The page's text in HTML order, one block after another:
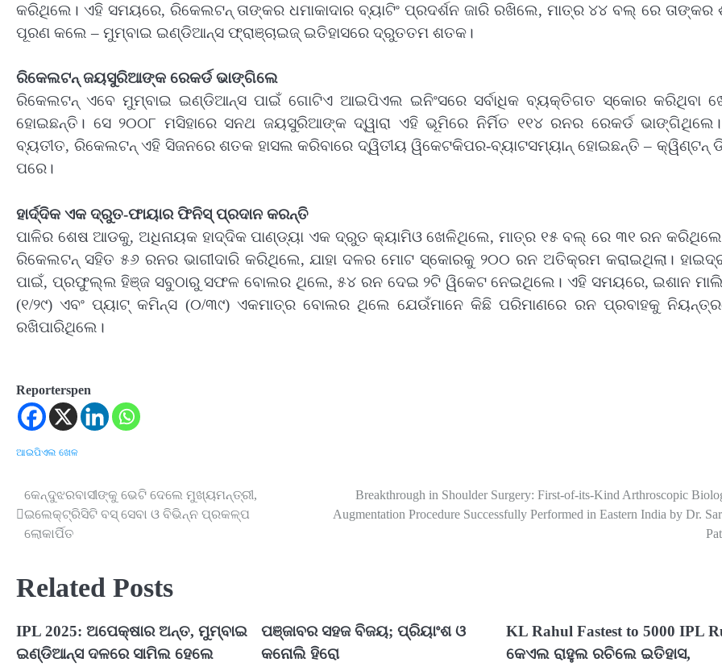
କରିଥିଲେ। ଏହି ସମୟରେ, ରିକେଲଟନ୍‌ ତାଙ୍କର ଧମାକାଦାର ବ୍ୟାଟିଂ ପ୍ରଦର୍ଶନ ଜାରି ରଖିଲେ, ମାତ୍ର ୪୪ ବଲ୍‌ ରେ ତାଙ୍କର
ପୂରଣ କଲେ – ମୁମ୍ବାଇ ଇଣ୍ଡିଆନ୍ସ ଫ୍ରାଞ୍ଚାଇଜ୍‌ ଇତିହାସରେ ଦ୍ରୁତତମ ଶତକ।
ରିକେଲଟନ୍‌ ଜୟସୁରିଆଙ୍କ ରେକର୍ଡ ଭାଙ୍ଗିଲେ
ରିକେଲଟନ୍‌ ଏବେ ମୁମ୍ବାଇ ଇଣ୍ଡିଆନ୍ସ ପାଇଁ ଗୋଟିଏ ଆଇପିଏଲ ଇନିଂସରେ ସର୍ବାଧିକ ବ୍ୟକ୍ତିଗତ ସ୍କୋର କରିଥିବା
ହୋଇଛନ୍ତି। ସେ ୨୦୦୮ ମସିହାରେ ସନଥ ଜୟସୁରିଆଙ୍କ ଦ୍ୱାରା ଏହି ଭୂମିରେ ନିର୍ମିତ ୧୧୪ ରନର ରେକର୍ଡ ଭାଙ୍ଗିଥିଲେ।
ବ୍ୟତୀତ, ରିକେଲଟନ୍‌ ଏହି ସିଜନରେ ଶତକ ହାସଲ କରିବାରେ ଦ୍ୱିତୀୟ ୱିକେଟକିପର-ବ୍ୟାଟସମ୍ୟାନ୍‌ ହୋଇଛନ୍ତି – କ୍ୱିଣ୍ଟନ୍‌
ପରେ।
ହାର୍ଦ୍ଦିକ ଏକ ଦ୍ରୁତ-ଫାୟାର ଫିନିସ୍‌ ପ୍ରଦାନ କରନ୍ତି
ପାଳିର ଶେଷ ଆଡକୁ, ଅଧିନାୟକ ହାଦ୍ଦିକ ପାଣ୍ଡ୍ୟା ଏକ ଦ୍ରୁତ କ୍ୟାମିଓ ଖେଳିଥିଲେ, ମାତ୍ର ୧୫ ବଲ୍‌ ରେ ୩୧ ରନ
ରିକେଲଟନ୍‌ ସହିତ ୫୬ ରନର ଭାଗୀଦାରି କରିଥିଲେ, ଯାହା ଦଳର ମୋଟ ସ୍କୋରକୁ ୨୦୦ ରନ ଅତିକ୍ରମ କରାଇଥିଲା।
ପାଇଁ, ପ୍ରଫୁଲ୍ଲ ହିଞ୍ଜ ସବୁଠାରୁ ସଫଳ ବୋଲର ଥିଲେ, ୫୪ ରନ ଦେଇ ୨ଟି ୱିକେଟ ନେଇଥିଲେ। ଏହି ସମୟରେ, ଇଶାନ
(୧/୨୯) ଏବଂ ପ୍ୟାଟ୍‌ କମିନ୍ସ (୦/୩୯) ଏକମାତ୍ର ବୋଲର ଥିଲେ ଯେଉଁମାନେ କିଛି ପରିମାଣରେ ରନ ପ୍ରବାହକୁ
ରଖିପାରିଥିଲେ।
Reporterspen
ଆଇପିଏଲ ଖେଳ
Post
navigation
କେନ୍ଦୁଝରବାସୀଙ୍କୁ ଭେଟି ଦେଲେ ମୁଖ୍ୟମନ୍ତ୍ରୀ,
ଇଲେକ୍ଟ୍ରିସିଟି ବସ୍‌ ସେବା ଓ ବିଭିନ୍ନ ପ୍ରକଳ୍ପ
ଲୋକାର୍ପିତ
Breakthrough in Shoulder Surgery: First-of-its-Kind Arthroscopic
Augmentation Procedure Successfully Performed in Eastern India by Dr.
Related Posts
IPL 2025: ଅପେକ୍ଷାର ଅନ୍ତ, ମୁମ୍ବାଇ
ଇଣ୍ଡିଆନ୍ସ ଦଳରେ ସାମିଲ ହେଲେ
ପଞ୍ଜାବର ସହଜ ବିଜୟ; ପ୍ରିୟାଂଶ ଓ
କନୋଲି ହିରୋ
KL Rahul Fastest to 5000 IPL
କେଏଲ ରାହୁଲ ରଚିଲେ ଇତିହାସ,